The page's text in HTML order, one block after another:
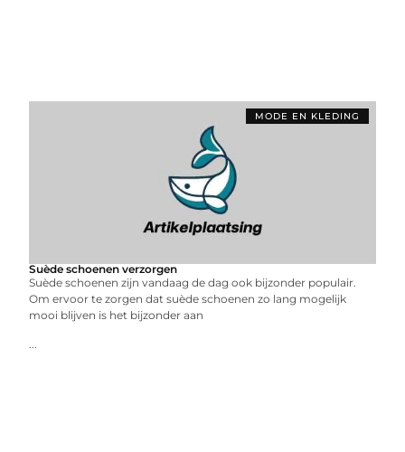
MODE EN KLEDING
Suède schoenen verzorgen
Suède schoenen zijn vandaag de dag ook bijzonder populair.
Om ervoor te zorgen dat suède schoenen zo lang mogelijk
mooi blijven is het bijzonder aan
...